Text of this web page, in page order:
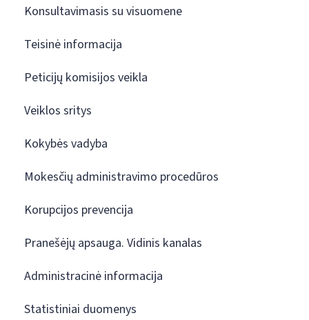
Konsultavimasis su visuomene
Teisinė informacija
Peticijų komisijos veikla
Veiklos sritys
Kokybės vadyba
Mokesčių administravimo procedūros
Korupcijos prevencija
Pranešėjų apsauga. Vidinis kanalas
Administracinė informacija
Statistiniai duomenys